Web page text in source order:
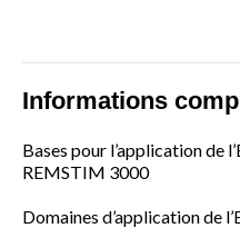
Informations
Bases pour l’application de
REMSTIM 3000
Domaines d’application de